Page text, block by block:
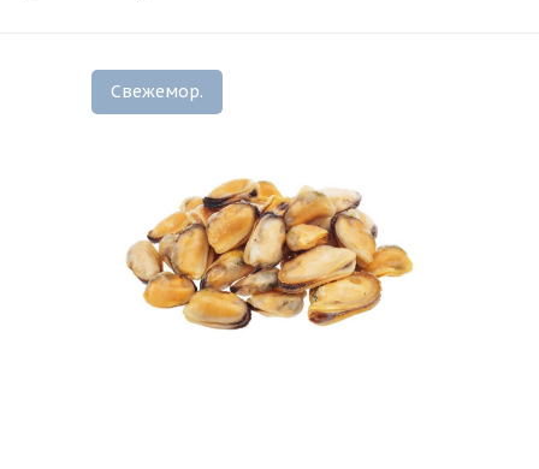
Свежемор.